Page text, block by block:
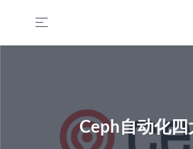
Ceph自动化四